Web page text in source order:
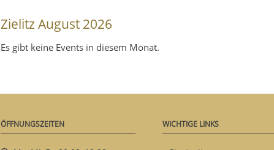
Zielitz August 2026
Es gibt keine Events in diesem Monat.
ÖFFNUNGSZEITEN WICHTIGE LINKS